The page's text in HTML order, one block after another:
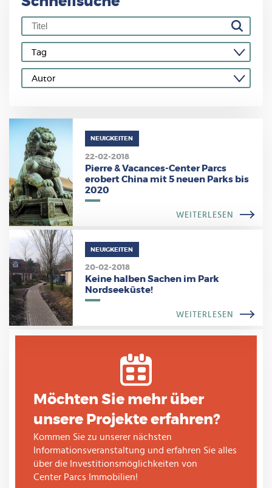
NEUIGKEITEN
22-02-2018
Pierre & Vacances-Center Parcs
erobert China mit 5 neuen Parks bis
2020
WEITERLESEN
NEUIGKEITEN
20-02-2018
Keine halben Sachen im Park
Nordseeküste!
WEITERLESEN
Möchten Sie mehr über
unsere Projekte erfahren?
Kommen Sie zu unserer nächsten
Informationsveranstaltung und erfahren Sie alles
über die Investitionsmöglichkeiten von
Center Parcs Immobilien!